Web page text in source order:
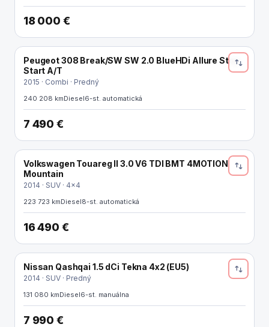
18 000 €
Peugeot 308 Break/SW SW 2.0 BlueHDi Allure Stop
Start A/T
2015 · Combi · Predný
240 208 kmDiesel6-st. automatická
7 490 €
Volkswagen Touareg II 3.0 V6 TDI BMT 4MOTION
Mountain
2014 · SUV · 4x4
223 723 kmDiesel8-st. automatická
16 490 €
Nissan Qashqai 1.5 dCi Tekna 4x2 (EU5)
2014 · SUV · Predný
131 080 kmDiesel6-st. manuálna
7 990 €